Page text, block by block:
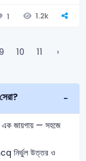
1 1.2k
9 10 11 ›
জায়গায় — সহজে
নির্ভুল উত্তর ও